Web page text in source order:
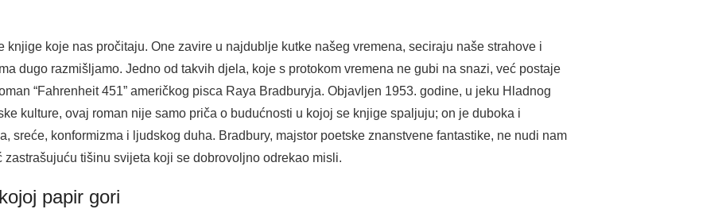
knjige koje nas pročitaju. One zavire u najdublje kutke našeg vremena, seciraju naše strahove i
dugo razmišljamo. Jedno od takvih djela, koje s protokom vremena ne gubi na snazi, već postaje
“Fahrenheit 451” američkog pisca Raya Bradburyja. Objavljen 1953. godine, u jeku Hladnog
kulture, ovaj roman nije samo priča o budućnosti u kojoj se knjige spaljuju; on je duboka i
sreće, konformizma i ljudskog duha. Bradbury, majstor poetske znanstvene fantastike, ne nudi nam
tišinu svijeta koji se dobrovoljno odrekao misli.
papir gori